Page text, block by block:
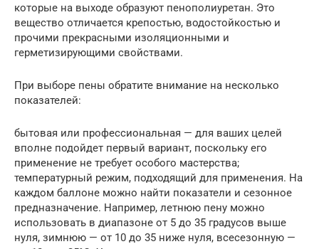
которые на выходе образуют пенополиуретан. Это
вещество отличается крепостью, водостойкостью и
прочими прекрасными изоляционными и
герметизирующими свойствами.
При выборе пены обратите внимание на несколько
показателей:
бытовая или профессиональная — для ваших целей
вполне подойдет первый вариант, поскольку его
применение не требует особого мастерства;
температурный режим, подходящий для применения. На
каждом баллоне можно найти показатели и сезонное
предназначение. Например, летнюю пену можно
использовать в диапазоне от 5 до 35 градусов выше
нуля, зимнюю — от 10 до 35 ниже нуля, всесезонную —